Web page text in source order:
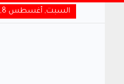
السبت, أغسطس 8, 2026